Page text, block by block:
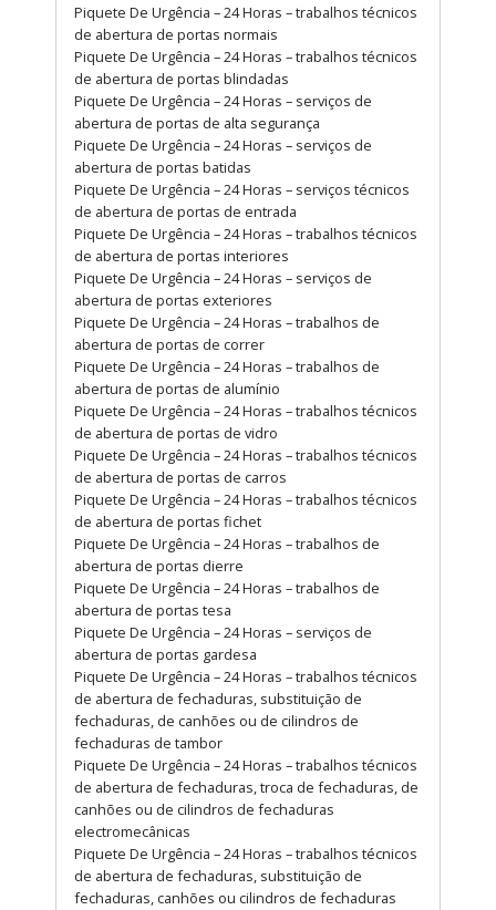
Piquete De Urgência – 24 Horas – trabalhos técnicos
de abertura de portas normais
Piquete De Urgência – 24 Horas – trabalhos técnicos
de abertura de portas blindadas
Piquete De Urgência – 24 Horas – serviços de
abertura de portas de alta segurança
Piquete De Urgência – 24 Horas – serviços de
abertura de portas batidas
Piquete De Urgência – 24 Horas – serviços técnicos
de abertura de portas de entrada
Piquete De Urgência – 24 Horas – trabalhos técnicos
de abertura de portas interiores
Piquete De Urgência – 24 Horas – serviços de
abertura de portas exteriores
Piquete De Urgência – 24 Horas – trabalhos de
abertura de portas de correr
Piquete De Urgência – 24 Horas – trabalhos de
abertura de portas de alumínio
Piquete De Urgência – 24 Horas – trabalhos técnicos
de abertura de portas de vidro
Piquete De Urgência – 24 Horas – trabalhos técnicos
de abertura de portas de carros
Piquete De Urgência – 24 Horas – trabalhos técnicos
de abertura de portas fichet
Piquete De Urgência – 24 Horas – trabalhos de
abertura de portas dierre
Piquete De Urgência – 24 Horas – trabalhos de
abertura de portas tesa
Piquete De Urgência – 24 Horas – serviços de
abertura de portas gardesa
Piquete De Urgência – 24 Horas – trabalhos técnicos
de abertura de fechaduras, substituição de
fechaduras, de canhões ou de cilindros de
fechaduras de tambor
Piquete De Urgência – 24 Horas – trabalhos técnicos
de abertura de fechaduras, troca de fechaduras, de
canhões ou de cilindros de fechaduras
electromecânicas
Piquete De Urgência – 24 Horas – trabalhos técnicos
de abertura de fechaduras, substituição de
fechaduras, canhões ou cilindros de fechaduras